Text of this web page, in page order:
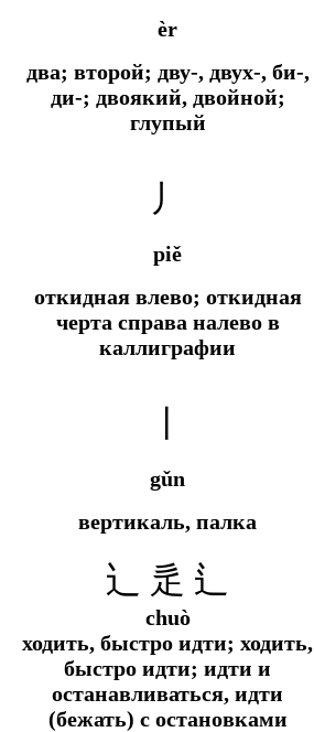
èr
два; второй; дву-, двух-, би-,
ди-; двоякий, двойной;
глупый
丿
piě
откидная влево; откидная
черта справа налево в
каллиграфии
gǔn
вертикаль, палка
辶 辵 ⻍
chuò
ходить, быстро идти; ходить,
быстро идти; идти и
останавливаться, идти
(бежать) с остановками